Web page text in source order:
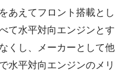
あえてフロント搭載とし
て水平対向エンジンとす
くし、メーカーとして他
水平対向エンジンのメリ